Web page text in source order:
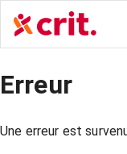
Erreur
Une erreur est